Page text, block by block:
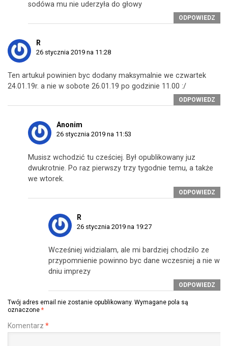
sodówa mu nie uderzyła do głowy
ODPOWIEDZ
R
26 stycznia 2019 na 11:28
Ten artukuł powinien byc dodany maksymalnie we czwartek
24.01.19r. a nie w sobote 26.01.19 po godzinie 11.00 :/
ODPOWIEDZ
Anonim
26 stycznia 2019 na 11:53
Musisz wchodzić tu cześciej. Był opublikowany juz
dwukrotnie. Po raz pierwszy trzy tygodnie temu, a także
we wtorek.
ODPOWIEDZ
R
26 stycznia 2019 na 19:27
Wcześniej widzialam, ale mi bardziej chodzilo ze
przypomnienie powinno byc dane wczesniej a nie w
dniu imprezy
ODPOWIEDZ
Twój adres email nie zostanie opublikowany. Wymagane pola są
oznaczone *
Komentarz *